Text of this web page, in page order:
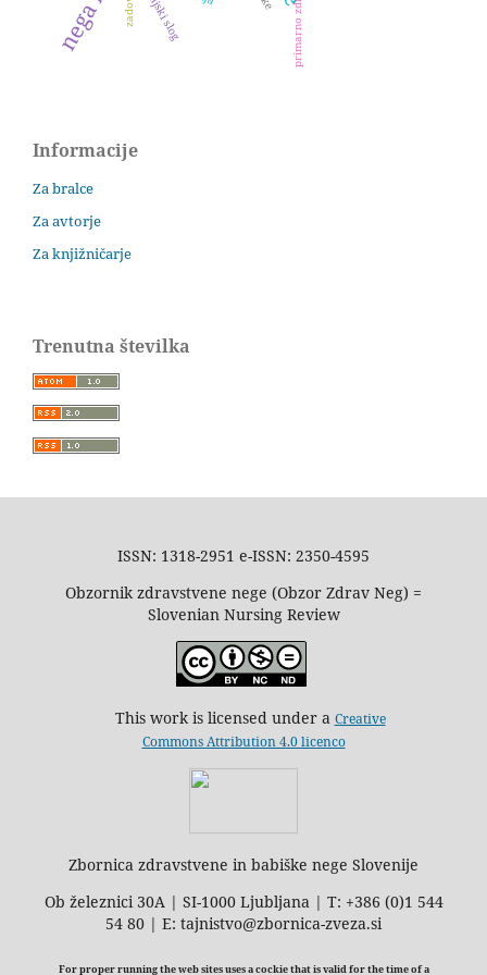
Informacije
Za bralce
Za avtorje
Za knjižničarje
Trenutna številka
ISSN: 1318-2951 e-ISSN: 2350-4595
Obzornik zdravstvene nege (Obzor Zdrav Neg) =
Slovenian Nursing Review
This work is licensed under a Creative
Commons Attribution 4.0 licenco
Zbornica zdravstvene in babiške nege Slovenije
Ob železnici 30A | SI-1000 Ljubljana | T: +386 (0)1 544
54 80 | E: tajnistvo@zbornica-zveza.si
For proper running the web sites uses a cockie that is valid for the time of a